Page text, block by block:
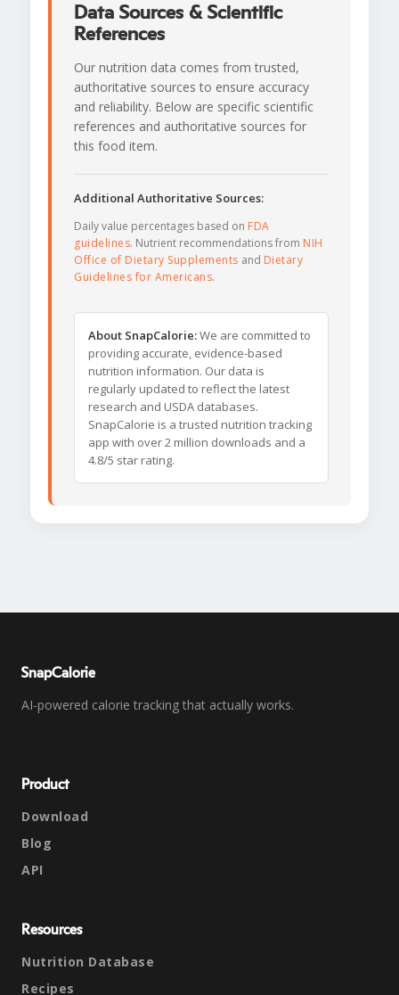
Data Sources & Scientific
References
Our nutrition data comes from trusted,
authoritative sources to ensure accuracy
and reliability. Below are specific scientific
references and authoritative sources for
this food item.
Additional Authoritative Sources:
Daily value percentages based on FDA
guidelines. Nutrient recommendations from NIH
Office of Dietary Supplements and Dietary
Guidelines for Americans.
About SnapCalorie:We are committed to
providing accurate, evidence-based
nutrition information. Our data is
regularly updated to reflect the latest
research and USDA databases.
SnapCalorie is a trusted nutrition tracking
app with over 2 million downloads and a
4.8/5 star rating.
SnapCalorie
AI-powered calorie tracking that actually works.
Product
Download
Blog
API
Resources
Nutrition Database
Recipes